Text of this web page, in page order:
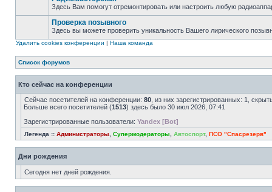
Здесь Вам помогут отремонтировать или настроить любую
Проверка позывного
Здесь вы можете проверить уникальность Вашего лирического
Удалить cookies конференции | Наша команда
Список форумов
Кто сейчас на конференции
Сейчас посетителей на конференции: 80 , из них зарегистрированных: 1,
Больше всего посетителей (1513) здесь было 30 июл 2026, 07:41
Зарегистрированные пользователи: Yandex [Bot]
Легенда :: Администраторы Супермодераторы Автоспорт, ПСО "Спасрезерв"
Дни рождения
Сегодня нет дней рождения.